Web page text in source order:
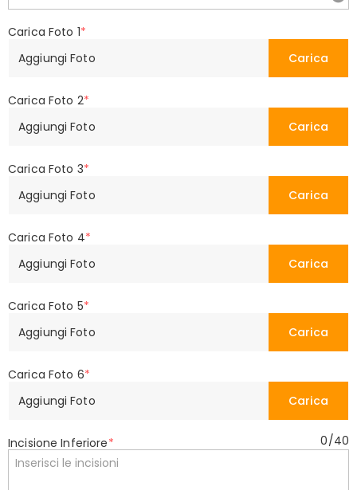
Carica Foto 1*
Aggiungi Foto
Carica
Carica Foto 2*
Aggiungi Foto
Carica
Carica Foto 3*
Aggiungi Foto
Carica
Carica Foto 4*
Aggiungi Foto
Carica
Carica Foto 5*
Aggiungi Foto
Carica
Carica Foto 6*
Aggiungi Foto
Carica
Incisione Inferiore* 0/40